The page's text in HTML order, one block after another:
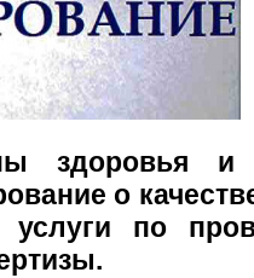
здоровья и
о
услуги по